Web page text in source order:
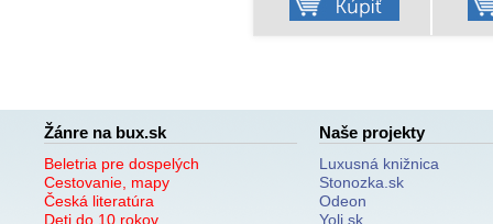
Žánre na bux.sk
Beletria pre dospelých
Cestovanie, mapy
Česká literatúra
Deti do 10 rokov
Naše projekty
Luxusná knižnica
Stonozka.sk
Odeon
Yoli.sk